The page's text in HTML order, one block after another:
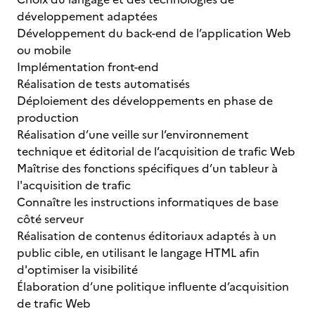
développement adaptées
Développement du back-end de l’application Web
ou mobile
Implémentation front-end
Réalisation de tests automatisés
Déploiement des développements en phase de
production
Réalisation d’une veille sur l’environnement
technique et éditorial de l’acquisition de trafic Web
Maîtrise des fonctions spécifiques d’un tableur à
l'acquisition de trafic
Connaître les instructions informatiques de base
côté serveur
Réalisation de contenus éditoriaux adaptés à un
public cible, en utilisant le langage HTML afin
d'optimiser la visibilité
Élaboration d’une politique influente d’acquisition
de trafic Web